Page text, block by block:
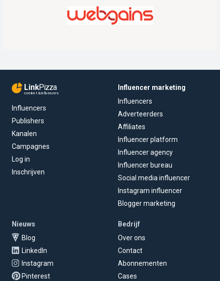
LinkPizza
content & influencers
Influencers
Publishers
Kanalen
Campagnes
Log in
Inschrijven
Influencer marketing
Influencers
Adverteerders
Affiliates
Influencer platform
Influencer agency
Influencer bureau
Social media influencer
Instagram influencer
Blogger marketing
Nieuws
Blog
LinkedIn
Instagram
Pinterest
Bedrijf
Over ons
Contact
Abonnementen
Cases